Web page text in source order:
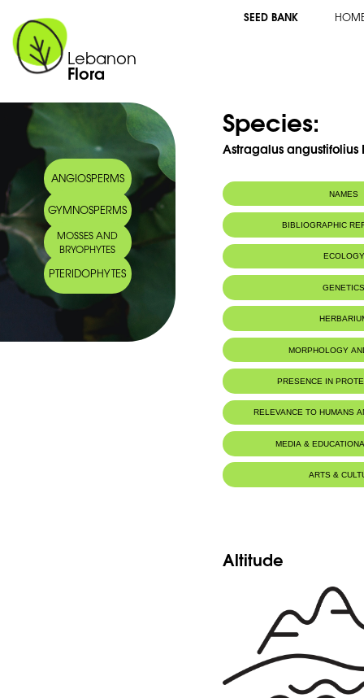
Lebanon
Flora
SEED BANK
ANGIOSPERMS
GYMNOSPERMS
MOSSES AND
BRYOPHYTES
PTERIDOPHYTES
Species:
Astragalus angustifolius
NAMES
Common name: Astragale à
Arabic name: ضيق الورق
BIBLIOGRAPHIC
ECOLOGY
The east
MORPHOLOGY
Botanic Description
-Rameaux à pétioles épineux, serrés,
stipules, celles-ci membraneuses,
-Épine terminale dépassée par les folioles.
-Pédoncules plus courts que les
-Bractées égalant le pédicelle. Calices
jaunâtres, à poils blancs.
-Corolles blanc-jaunâtre, 15-18 mm.
PRESENCE IN
RELEVANCE TO HUMANS
Food for animals :Mustela
MEDIA &
ARTS &
Altitude